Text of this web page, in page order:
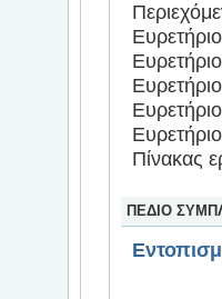
Πίνακας
ΠΕΔΙΟ